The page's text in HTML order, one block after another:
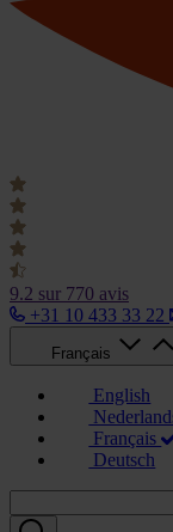
9.2 sur 770 avis
+31 10 433 33 22
Français
English
Français
Deutsch